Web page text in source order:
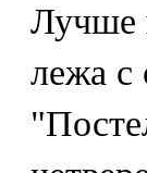
Лучше
лежа с